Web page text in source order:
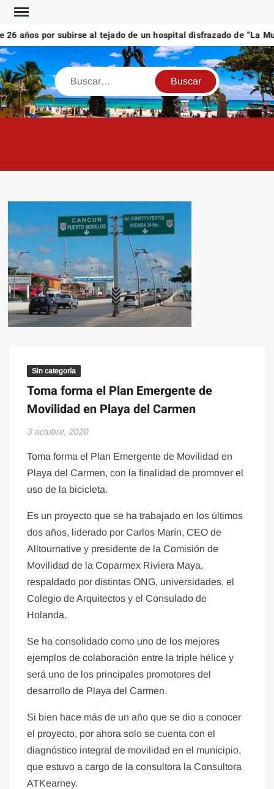
Saltar
contenido
años por subirse al tejado de un hospital disfrazado de “La
Buscar
Sin categoría
Toma forma el Plan Emergente de
Movilidad en Playa del Carmen
3 octubre, 2020
Toma forma el Plan Emergente de Movilidad en
Playa del Carmen, con la finalidad de promover el
uso de la bicicleta.
Es un proyecto que se ha trabajado en los últimos
dos años, liderado por Carlos Marín, CEO de
Alltournative y presidente de la Comisión de
Movilidad de la Coparmex Riviera Maya,
respaldado por distintas ONG, universidades, el
Colegio de Arquitectos y el Consulado de
Holanda.
Se ha consolidado como uno de los mejores
ejemplos de colaboración entre la triple hélice y
será uno de los principales promotores del
desarrollo de Playa del Carmen.
Si bien hace más de un año que se dio a conocer
el proyecto, por ahora solo se cuenta con el
diagnóstico integral de movilidad en el municipio,
que estuvo a cargo de la consultora la Consultora
ATKearney.